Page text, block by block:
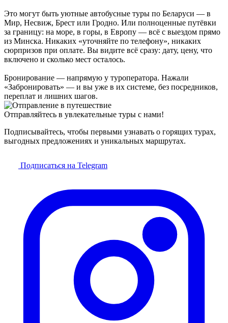
Это могут быть уютные автобусные туры по Беларуси — в
Мир, Несвиж, Брест или Гродно. Или полноценные путёвки
за границу: на море, в горы, в Европу — всё с выездом прямо
из Минска. Никаких «уточняйте по телефону», никаких
сюрпризов при оплате. Вы видите всё сразу: дату, цену, что
включено и сколько мест осталось.
Бронирование — напрямую у туроператора. Нажали
«Забронировать» — и вы уже в их системе, без посредников,
переплат и лишних шагов.
Отправляйтесь в увлекательные туры с нами!
Подписывайтесь, чтобы первыми узнавать о горящих турах,
выгодных предложениях и уникальных маршрутах.
Подписаться на Telegram